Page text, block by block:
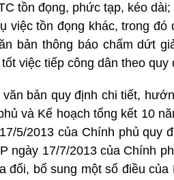
tồn đọng, phức tạp, kéo
việc tồn đọng khác, trong đó
bản thông báo chấm dứt
việc tiếp công dân theo quy
bản quy định chi tiết,
và Kế hoạch tổng kết 10
5/2013 của Chính phủ quy
ngày 17/7/2013 của Chính
đổi, bổ sung một số điều